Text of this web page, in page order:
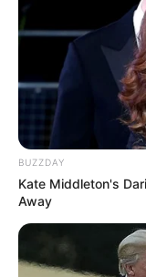
BUZZDAY
Kate Middleton's
Away